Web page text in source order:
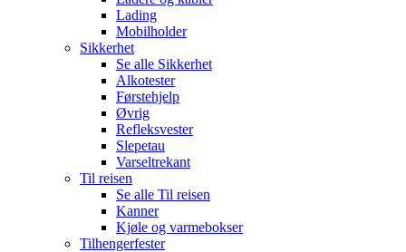
Lading
Mobilholder
Sikkerhet
Se alle Sikkerhet
Alkotester
Førstehjelp
Øvrig
Refleksvester
Slepetau
Varseltrekant
Til reisen
Se alle Til reisen
Kanner
Kjøle og varmebokser
Tilhengerfester